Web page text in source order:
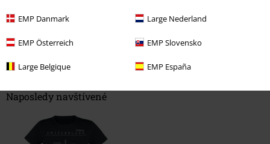
EMP Danmark Large Nederland
EMP Österreich EMP Slovensko
Large Belgique EMP España
Naposledy navštívené